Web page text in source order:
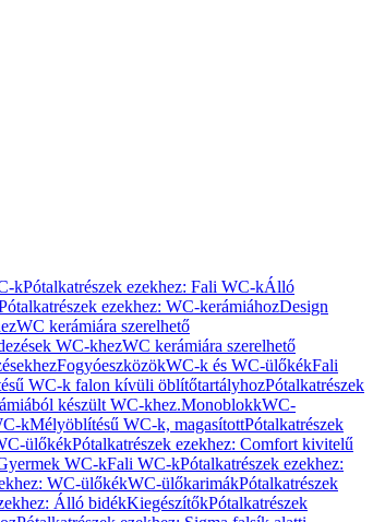
kPótalkatrészek ezekhez: Fali WC-kÁlló
ezekhez: WC-kerámiáhozDesign
WC kerámiára szerelhető
WC-khezWC kerámiára szerelhető
FogyóeszközökWC-k és WC-ülőkékFali
WC-k falon kívüli öblítőtartályhozPótalkatrészek
készült WC-khez.MonoblokkWC-
kMélyöblítésű WC-k, magasítottPótalkatrészek
ülőkékPótalkatrészek ezekhez: Comfort kivitelű
WC-kFali WC-kPótalkatrészek ezekhez:
WC-ülőkékWC-ülőkarimákPótalkatrészek
Álló bidékKiegészítőkPótalkatrészek